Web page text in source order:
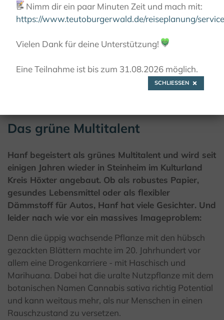
LIEBLINGSPLÄTZE
ECHTE ORIGINALE - DAS BESTE
AUS DER REGION
SUPERFOOD AUS DEM
KULTURLAND
Das grüne Multitalent
Hanf begeistert als grünes Multitalent und wird seit
einigen Jahren wieder in Steinheim im Kulturland
Kreis Höxter angebaut. Ob als robustes Papier,
gesundes Lebensmittel oder als flexibler
Dämmstoff für Autos, Hanf hat viele Gesichter. Und
leider nach wie vor ein massives Imageproblem:
Denn die üppig wachsende Pflanze mit den hübsch
gezackten Blättern machte im 20. Jahrhundert vor
allem eine Drogenkarriere - mit Haschisch und
Marihuana. Dabei hat die uralte Nutzpflanze mit dem
botanischen Namen Cannabis sativa richtig Potential
und kann weitaus mehr, als nur Menschen in einen
Rauschzustand zu versetzen.
📝 Nimm dir ein paar Minuten Zeit und mach mit:
https://www.teutoburgerwald.de/reiseplanung/
Vielen Dank für deine Unterstützung! 💚
Eine Teilnahme ist bis zum 31.08.2026 möglich.
SCHLIESSEN